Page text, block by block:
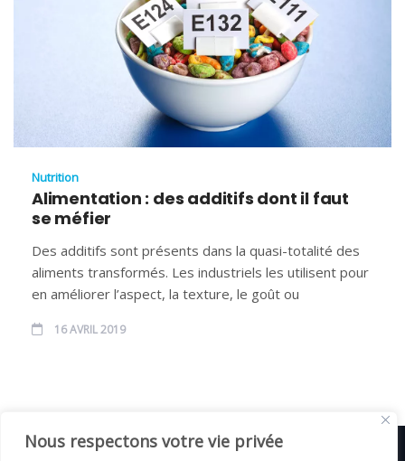
Nous respectons votre vie privée
Nutrition
Alimentation : des additifs dont il faut
se méfier
Des additifs sont présents dans la quasi-totalité des
aliments transformés. Les industriels les utilisent pour
en améliorer l’aspect, la texture, le goût ou
16 AVRIL 2019